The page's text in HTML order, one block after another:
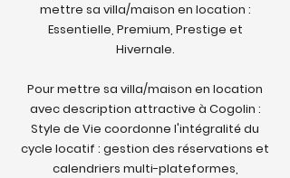
mettre sa villa/maison en location :
Essentielle, Premium, Prestige et
Hivernale.
Pour mettre sa villa/maison en location
avec description attractive à Cogolin :
Style de Vie coordonne l'intégralité du
cycle locatif : gestion des réservations et
calendriers multi-plateformes,